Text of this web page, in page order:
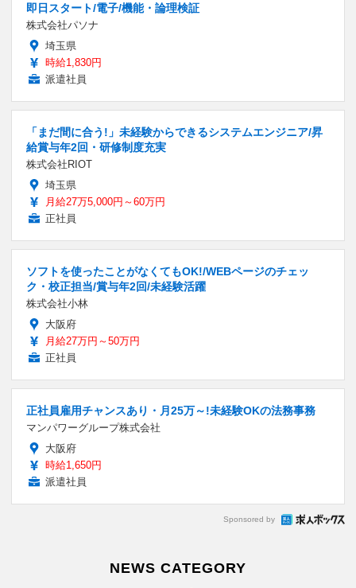
即日スタート/電子/機能・論理検証
株式会社パソナ
埼玉県
時給1,830円
派遣社員
「まだ間に合う!」未経験からできるシステムエンジニア/昇
給賞与年2回・研修制度充実
株式会社RIOT
埼玉県
月給27万5,000円～60万円
正社員
ソフトを使ったことがなくてもOK!/WEBページのチェッ
ク・校正担当/賞与年2回/未経験活躍
株式会社小林
大阪府
月給27万円～50万円
正社員
正社員雇用チャンスあり・月25万～!未経験OKの法務事務
マンパワーグループ株式会社
大阪府
時給1,650円
派遣社員
Sponsored by
NEWS CATEGORY